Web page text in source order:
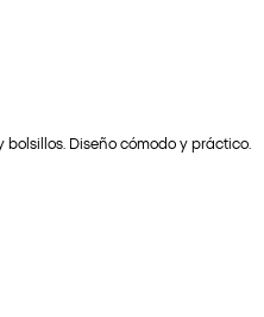
Diseño cómodo y práctico.